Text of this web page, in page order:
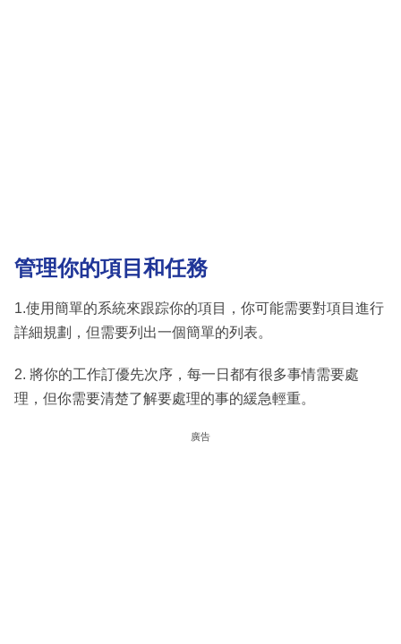
管理你的項目和任務
1.使用簡單的系統來跟踪你的項目，你可能需要對項目進行
詳細規劃，但需要列出一個簡單的列表。
2. 將你的工作訂優先次序，每一日都有很多事情需要處
理，但你需要清楚了解要處理的事的緩急輕重。
廣告